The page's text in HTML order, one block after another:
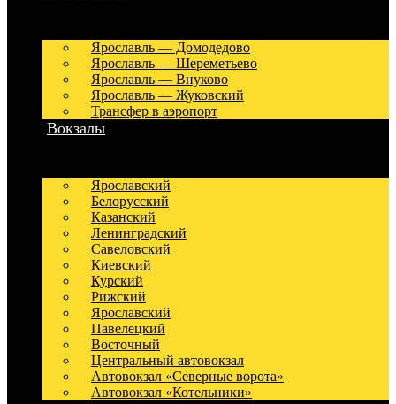
Ярославль — Домодедово
Ярославль — Шереметьево
Ярославль — Внуково
Ярославль — Жуковский
Трансфер в аэропорт
Вокзалы
Ярославский
Белорусский
Казанский
Ленинградский
Савеловский
Киевский
Курский
Рижский
Ярославский
Павелецкий
Восточный
Центральный автовокзал
Автовокзал «Северные ворота»
Автовокзал «Котельники»